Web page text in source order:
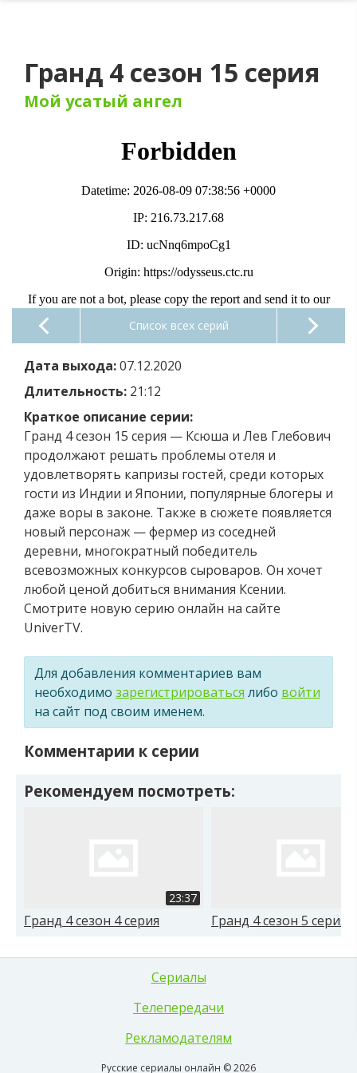
Гранд 4 сезон 15 серия
Мой усатый ангел
Список всех серий
Дата выхода:07.12.2020
Длительность: 21:12
Краткое описание серии:
Гранд 4 сезон 15 серия — Ксюша и Лев Глебович
продолжают решать проблемы отеля и
удовлетворять капризы гостей, среди которых
гости из Индии и Японии, популярные блогеры и
даже воры в законе. Также в сюжете появляется
новый персонаж — фермер из соседней
деревни, многократный победитель
всевозможных конкурсов сыроваров. Он хочет
любой ценой добиться внимания Ксении.
Смотрите новую серию онлайн на сайте
UniverTV.
Для добавления комментариев вам
необходимо зарегистрироваться либо войти
на сайт под своим именем.
Комментарии к серии
Рекомендуем посмотреть:
23:37
Гранд 4 сезон 4 серия Гранд 4 сезон 5 серия
Сериалы
Телепередачи
Рекламодателям
Русские сериалы онлайн © 2026